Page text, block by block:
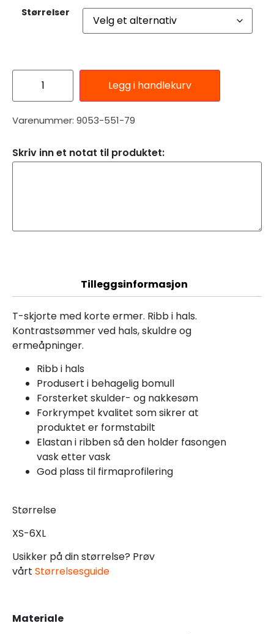
Størrelser
Legg i handlekurv
Varenummer: 9053-551-79
Skriv inn et notat til produktet:
Tilleggsinformasjon
T-skjorte med korte ermer. Ribb i hals.
Kontrastsømmer ved hals, skuldre og
ermeåpninger.
Ribb i hals
Produsert i behagelig bomull
Forsterket skulder- og nakkesøm
Forkrympet kvalitet som sikrer at
produktet er formstabilt
Elastan i ribben så den holder fasongen
vask etter vask
God plass til firmaprofilering
Størrelse
XS-6XL
Usikker på din størrelse? Prøv
vårt Størrelsesguide
Materiale